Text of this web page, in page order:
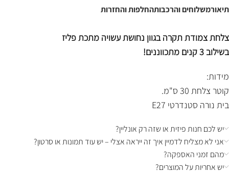
תיאורמשלוחים והרכבותהחלפות והחזרות
צלחת צמודת תקרה בגוון נחושת עשויה מתכת פליז
בשילוב 3 קנים מתכווננים!
מידות:
קוטר צלחת 30 ס"מ.
בית נורה סטנדרטי E27
יש לכם חנות פיזית או שזה רק אונליין?
אני לא מצליח לדמיין איך זה ייראה אצלי – יש עוד תמונות או סרטון?
מהם זמני האספקה?
יש אחריות על המוצרים?